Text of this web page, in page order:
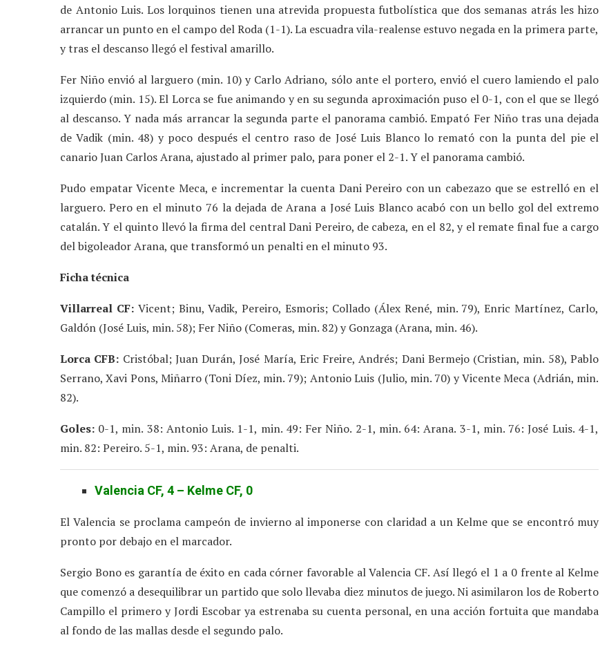
de Antonio Luis. Los lorquinos tienen una atrevida propuesta futbolística que dos semanas atrás les hizo
arrancar un punto en el campo del Roda (1-1). La escuadra vila-realense estuvo negada en la primera parte,
y tras el descanso llegó el festival amarillo.
Fer Niño envió al larguero (min. 10) y Carlo Adriano, sólo ante el portero, envió el cuero lamiendo el palo
izquierdo (min. 15). El Lorca se fue animando y en su segunda aproximación puso el 0-1, con el que se llegó
al descanso. Y nada más arrancar la segunda parte el panorama cambió. Empató Fer Niño tras una dejada
de Vadik (min. 48) y poco después el centro raso de José Luis Blanco lo remató con la punta del pie el
canario Juan Carlos Arana, ajustado al primer palo, para poner el 2-1. Y el panorama cambió.
Pudo empatar Vicente Meca, e incrementar la cuenta Dani Pereiro con un cabezazo que se estrelló en el
larguero. Pero en el minuto 76 la dejada de Arana a José Luis Blanco acabó con un bello gol del extremo
catalán. Y el quinto llevó la firma del central Dani Pereiro, de cabeza, en el 82, y el remate final fue a cargo
del bigoleador Arana, que transformó un penalti en el minuto 93.
Ficha técnica
Villarreal CF:Vicent; Binu, Vadik, Pereiro, Esmoris; Collado (Álex René, min. 79), Enric Martínez, Carlo,
Galdón (José Luis, min. 58); Fer Niño (Comeras, min. 82) y Gonzaga (Arana, min. 46).
Lorca CFB: Cristóbal; Juan Durán, José María, Eric Freire, Andrés; Dani Bermejo (Cristian, min. 58), Pablo
Serrano, Xavi Pons, Miñarro (Toni Díez, min. 79); Antonio Luis (Julio, min. 70) y Vicente Meca (Adrián, min.
82).
Goles: 0-1, min. 38: Antonio Luis. 1-1, min. 49: Fer Niño. 2-1, min. 64: Arana. 3-1, min. 76: José Luis. 4-1,
min. 82: Pereiro. 5-1, min. 93: Arana, de penalti.
Valencia CF, 4 – Kelme CF, 0
El Valencia se proclama campeón de invierno al imponerse con claridad a un Kelme que se encontró muy
pronto por debajo en el marcador.
Sergio Bono es garantía de éxito en cada córner favorable al Valencia CF. Así llegó el 1 a 0 frente al Kelme
que comenzó a desequilibrar un partido que solo llevaba diez minutos de juego. Ni asimilaron los de Roberto
Campillo el primero y Jordi Escobar ya estrenaba su cuenta personal, en una acción fortuita que mandaba
al fondo de las mallas desde el segundo palo.